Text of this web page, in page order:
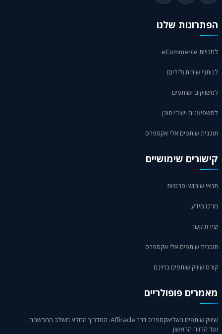
הפתרונות שלנו
לחנויות eCommerce
לנותני שירות (לידים)
למשווקים ושותפים
למשפיענים ויוצרי תוכן
תוכנית שותפים אלי אקספרס
קישורים שימושיים
תנאי שימוש ופרטיות
מרכז מידע
יצירת קשר
תוכנית שותפים אלי אקספרס
קורס שיווק שותפים בחינם
מאמרים פופולריים
שיווק שותפים באליאקספרס דרך Affiracle: המדריך המלא משלב ההרשמה
ועד הרווח הראשון